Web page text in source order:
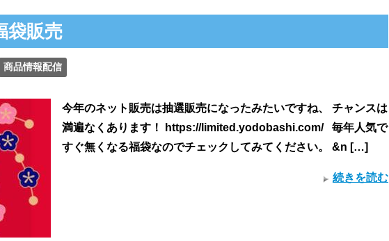
袋販売
商品情報配信
今年のネット販売は抽選販売になったみたいですね、 チャンスは
満遍なくあります！ https://limited.yodobashi.com/ 毎年人気で
すぐ無くなる福袋なのでチェックしてみてください。 &n […]
続きを読む